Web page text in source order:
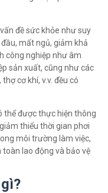
đề sức khỏe như suy
mất ngủ, giảm khả
công nghiệp như âm
sản xuất, cũng như các
cơ khí, v.v. đều có
thể được thực hiện thông
thiểu thời gian phơi
môi trường làm việc,
lao động và bảo vệ